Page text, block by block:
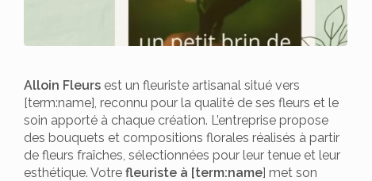
Alloin Fleurs est un fleuriste artisanal situé vers
[term:name], reconnu pour la qualité de ses fleurs et le
soin apporté à chaque création. L’entreprise propose
des bouquets et compositions florales réalisés à partir
de fleurs fraîches, sélectionnées pour leur tenue et leur
esthétique. Votre fleuriste à [term:name] met son